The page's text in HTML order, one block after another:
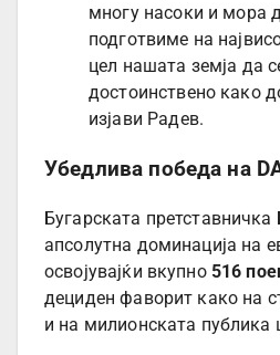
многу насоки и мора
подготвиме на
цел нашата земја да
достоинствено како
изјави Радев.
Убедлива победа на
Бугарската претставничка
апсолутна доминација на
освојувајќи вкупно 516
дециден фаворит како на
и на милионската